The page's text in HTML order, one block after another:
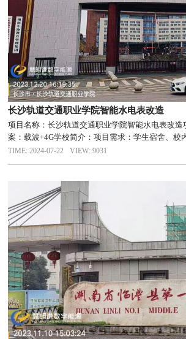
长沙轨道交通职业学院智能水电表改造
项目名称：长沙轨道交通职业学院智能水电表改
案：载波+4G学校简介：项目需求：学生宿舍、校
能化管理需求。电表及采集方案：电表更换为远程
TIME: 2024-07-22 VIEW: 9031